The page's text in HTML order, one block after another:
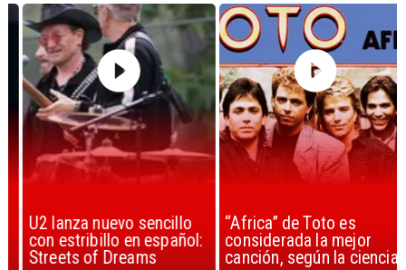
U2 lanza nuevo sencillo
con estribillo en español:
Streets of Dreams
“Africa” de Toto es
considerada la mejor
canción, según la ciencia